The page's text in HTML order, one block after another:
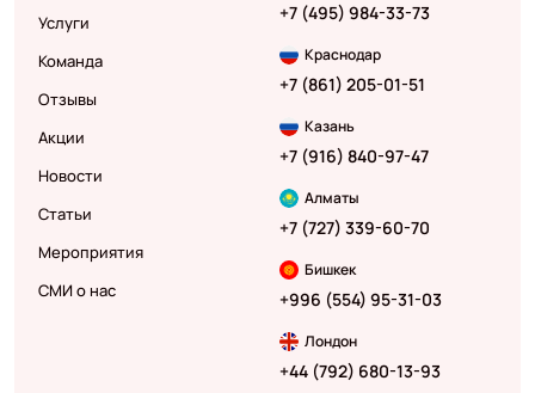
Услуги
Команда
Отзывы
Акции
Новости
Статьи
Мероприятия
СМИ о нас
+7 (495) 984-33-73
Краснодар
+7 (861) 205-01-51
Казань
+7 (916) 840-97-47
Алматы
+7 (727) 339-60-70
Бишкек
+996 (554) 95-31-03
Лондон
+44 (792) 680-13-93